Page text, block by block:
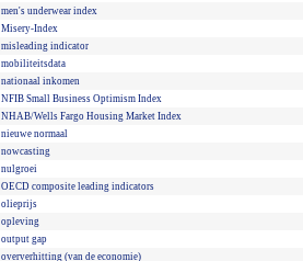
men's underwear index
Misery-Index
misleading indicator
mobiliteitsdata
nationaal inkomen
NFIB Small Business Optimism Index
NHAB/Wells Fargo Housing Market Index
nieuwe normaal
nowcasting
nulgroei
OECD composite leading indicators
olieprijs
opleving
output gap
oververhitting (van de economie)